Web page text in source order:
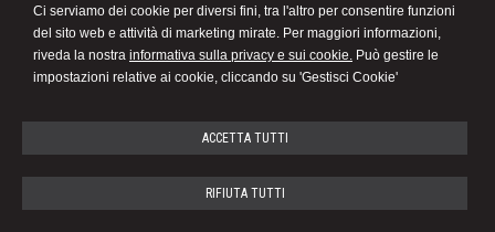
Ci serviamo dei cookie per diversi fini, tra l'altro per consentire funzioni
del sito web e attività di marketing mirate. Per maggiori informazioni,
riveda la nostra informativa sulla privacy e sui cookie. Può gestire le
impostazioni relative ai cookie, cliccando su 'Gestisci Cookie'
ACCETTA TUTTI
RIFIUTA TUTTI
fondamenti teorici a supporto?
08/08/2026
Limiti all'uso del contante: tra misure premiali e l'incognita
Studio Associato Danesin